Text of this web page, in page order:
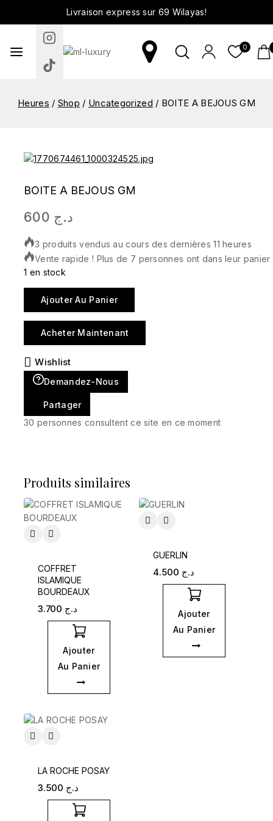
Livraison express sur 69 Wilayas!
0
Heures / Shop / Uncategorized / BOITE A BEJOUS GM
BOITE A BEJOUS GM
د.ج
3 produits vendus au cours des dernières 11 heures
Vente rapide ! Plus de 7 personnes ont dans leur panier
1 en stock
Ajouter Au Panier
Acheter Maintenant
Wishlist
Demandez-Nous
Partager
30 personnes consultent ce site en ce moment
Produits similaires
COFFRET
ISLAMIQUE
BOURDEAUX
د.ج
Ajouter
Au Panier
GUERLIN
د.ج
Ajouter
Au Panier
LA ROCHE POSAY
د.ج